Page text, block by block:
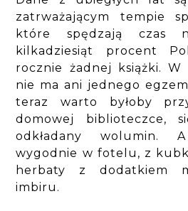
zatrważającym tempie
które spędzają czas
kilkadziesiąt procent
rocznie żadnej książki.
nie ma ani jednego
teraz warto byłoby
domowej biblioteczce,
odkładany wolumin.
wygodnie w fotelu, z
herbaty z dodatkiem
imbiru.